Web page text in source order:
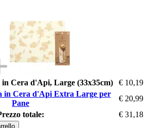
in Cera d'Api, Large (33x35cm)
€ 10,19
in Cera d'Api Extra Large per
Pane
€ 20,99
totale:
€ 31,18